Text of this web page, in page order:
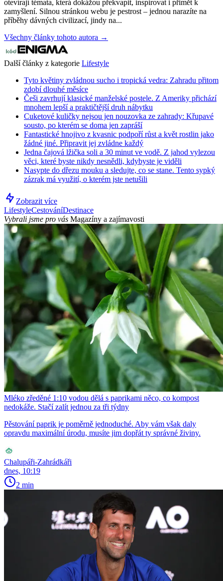
otevírají témata, která dokážou překvapit, inspirovat i přimět k
zamyšlení. Silnou stránkou webu je pestrost – jednou narazíte na
příběhy dávných civilizací, jindy na...
Všechny články tohoto autora →
Další články z kategorie Lifestyle
Tyto květiny zvládnou sucho i tropická vedra: Zahradu přitom
zdobí dlouhé měsíce
Češi zavrhují klasické manželské postele. Z Ameriky přichází
mnohem lepší a praktičtější druh nábytku
Cuketové kuličky nejsou jen nouzovka ze zahrady: Křupavé
sousto, po kterém se doma jen zapráší
Fantastické hnojivo z kvasnic podpoří růst a květ rostlin jako
žádné jiné. Připravit jej zvládne každý
Jedna čajová lžička soli a 30 minut ve vodě. Z jahod vylezou
věci, které byste nikdy nesnědli, kdybyste je viděli
Nasypte do dřezu mouku a sledujte, co se stane. Tento sypký
zázrak má využití, o kterém jste netušili
Zobrazit více
LifestyleCestováníDestinace
Vybrali jsme pro vás Magazíny a zajímavosti
Mléko zředěné 1:10 vodou dělá s paprikami něco, co kompost
nedokáže. Stačí zalít jednou za tři týdny
Pěstování paprik je poměrně jednoduché. Aby vám však daly
opravdu maximální úrodu, musíte jim dopřát ty správné živiny.
Chalupáři-Zahrádkáři
dnes, 10:19
2 min